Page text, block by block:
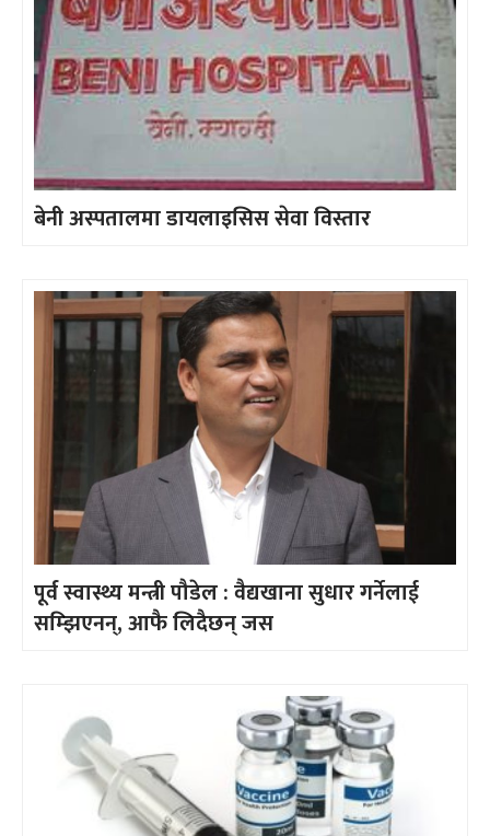
बेनी अस्पतालमा डायलाइसिस सेवा विस्तार
पूर्व स्वास्थ्य मन्त्री पौडेल : वैद्यखाना सुधार गर्नेलाई
सम्झिएनन्, आफै लिदैछन् जस